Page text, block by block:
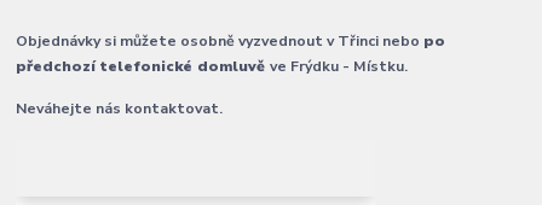
Objednávky si můžete osobně vyzvednout v Třinci nebo po
předchozí telefonické domluvěve Frýdku - Místku.
Neváhejte nás kontaktovat.